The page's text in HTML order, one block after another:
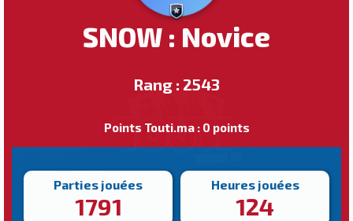
SNOW : Novice
Rang : 2543
Points Touti.ma : 0 points
Parties jouées
1791
Heures jouées
124